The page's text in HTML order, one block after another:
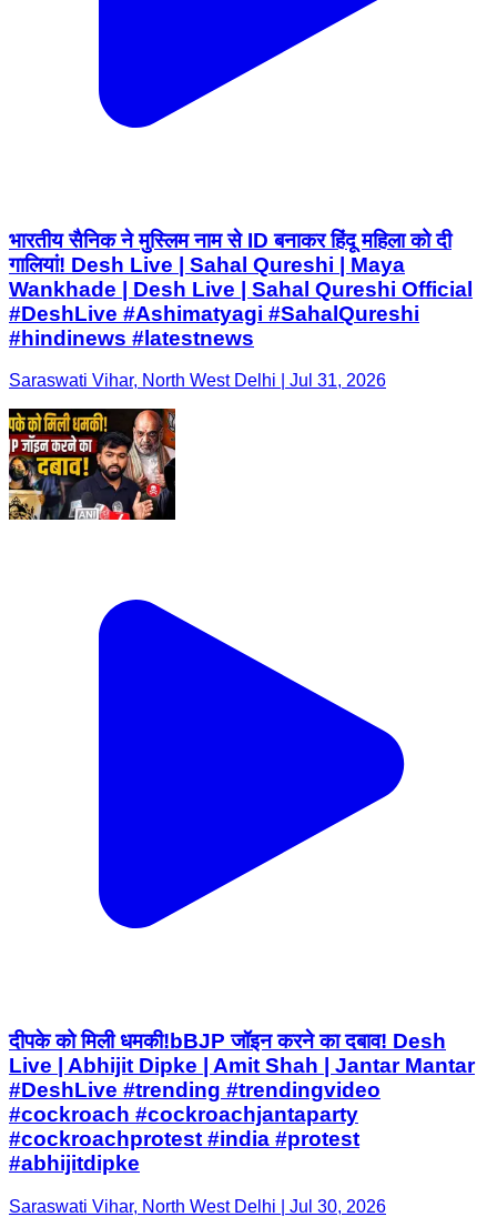
भारतीय सैनिक ने मुस्लिम नाम से ID बनाकर हिंदू महिला को दी
गालियां! Desh Live | Sahal Qureshi | Maya
Wankhade | Desh Live | Sahal Qureshi Official
#DeshLive #Ashimatyagi #SahalQureshi
#hindinews #latestnews
Saraswati Vihar, North West Delhi | Jul 31, 2026
दीपके को मिली धमकी!bBJP जॉइन करने का दबाव! Desh
Live | Abhijit Dipke | Amit Shah | Jantar Mantar
#DeshLive #trending #trendingvideo
#cockroach #cockroachjantaparty
#cockroachprotest #india #protest
#abhijitdipke
Saraswati Vihar, North West Delhi | Jul 30, 2026